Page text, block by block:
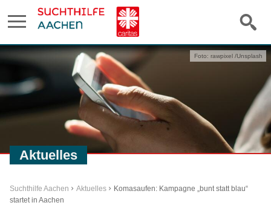
Aktuelles
Foto: rawpixel /Unsplash
Suchthilfe Aachen Aktuelles
Komasaufen: Kampagne „bunt statt blau“
startet in Aachen